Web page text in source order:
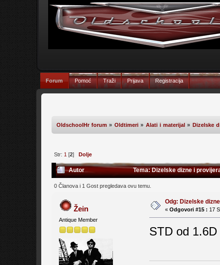
Forum Pomoć Traži Prijava Registracija
OldschoolHr forum» Oldtimeri» Alati i materijal » Dizelske
Str: 1 [2] Dolje
Autor Tema: Dizelske dizne i
0 Članova i 1 Gost pregledava ovu temu.
Žein
Antique Member
Odg: Dizelske
«Odgovori #15 : 17
STD od